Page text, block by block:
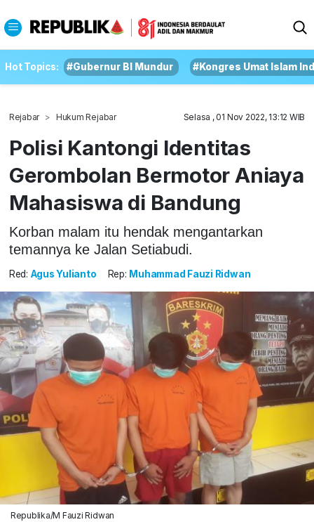
Hot Topics: #Gubernur BI Mundur #Kongres Umat Islam
Rejabar Hukum Rejabar Selasa , 01 Nov 2022, 13:12 WIB
Polisi Kantongi Identitas
Gerombolan Bermotor Aniaya
Mahasiswa di Bandung
Korban malam itu hendak mengantarkan
temannya ke Jalan Setiabudi.
Red: Agus Yulianto Rep: Muhammad Fauzi Ridwan
Republika/M Fauzi Ridwan